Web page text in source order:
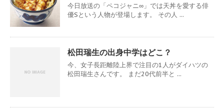
今日放送の「ペコジャニ∞」では天丼を愛する俳
優Sという人物が登場します。 その人 ...
松田瑞生の出身中学はどこ？
今、女子長距離陸上界で注目の1人がダイハツの
松田瑞生さんです。 まだ20代前半と ...